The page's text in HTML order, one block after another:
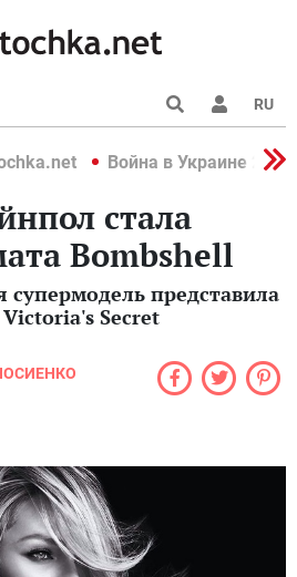
RU
Война в Украине 2022
стала
Bombshell
представила
Secret